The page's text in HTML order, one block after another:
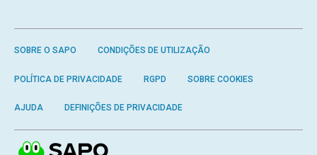
SOBRE O SAPO CONDIÇÕES DE UTILIZAÇÃO
POLÍTICA DE PRIVACIDADE RGPD SOBRE COOKIES
AJUDA DEFINIÇÕES DE PRIVACIDADE